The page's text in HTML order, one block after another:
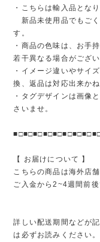
・こちらは輸入品とな
新品未使用品でもご
す。
・商品の色味は、お手
若干異なる場合がござい
・イメージ違いやサイ
換、返品は対応出来かね
・タグデザインは画像
さいませ。
【 お届けについて 】
こちらの商品は海外店
ご入金から2~4週間前後
詳しい配送期間などが
は必ずお読みください